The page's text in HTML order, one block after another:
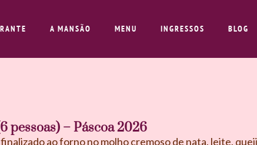
A MANSÃO MENU INGRESSOS BLOG
pessoas) – Páscoa 2026
ao forno no molho cremoso de nata, leite,